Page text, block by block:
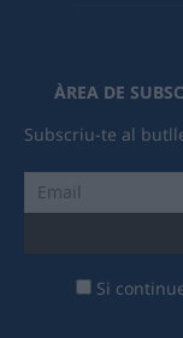
ÀREA DE
Subscriu-te al
Si